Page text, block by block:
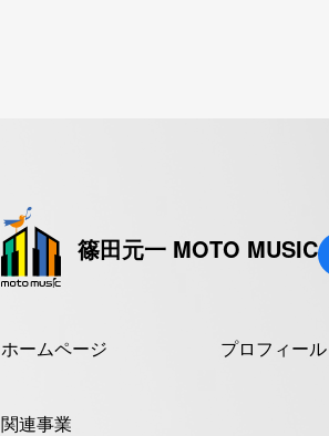
篠田元一 MOTO MUSIC
ホームページ プロフィール
関連事業